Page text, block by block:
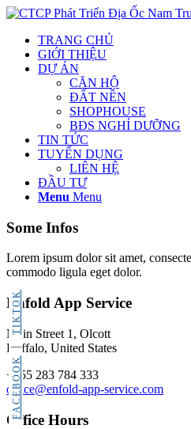
FACEBOOK
TIKTOK
TRANG CHỦ
GIỚI THIỆU
DỰ ÁN
CĂN HỘ
ĐẤT NỀN
SHOPHOUSE
BĐS NGHỈ DƯỠNG
TIN TỨC
TUYỂN DỤNG
LIÊN HỆ
ĐẦU TƯ
Menu Menu
Some Infos
Lorem ipsum dolor sit amet,
commodo ligula eget dolor.
Enfold App Service
Main Street 1, Olcott
Buffalo, United States
+555 283 784 333
office@enfold-app-service.com
Office Hours